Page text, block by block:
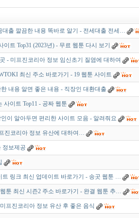
대출 깔끔한 내용 똑바로 알기 - 전세대출 전세…
이트 Top31 (2023년) - 무료 웹툰 다시 보기
- 미프진코리아 정보 임신초기 질염에 대하여
최신 주소 바로가기 - 19 웹툰 사이트
내용 알면 좋은 내용 - 직장인 대환대출
사이트 Top11 - 공짜 웹툰
이 알아두면 편리한 사이트 모음 - 알려줘요
진코리아 정보 유산에 대하여…
정보제공
트 링크 최신 업데이트 바로가기 - 송곳 웹툰 …
툰 최신 시즌2 주소 바로가기 - 완결 웹툰 추…
프진코리아 정보 유산 후 좋은 음식